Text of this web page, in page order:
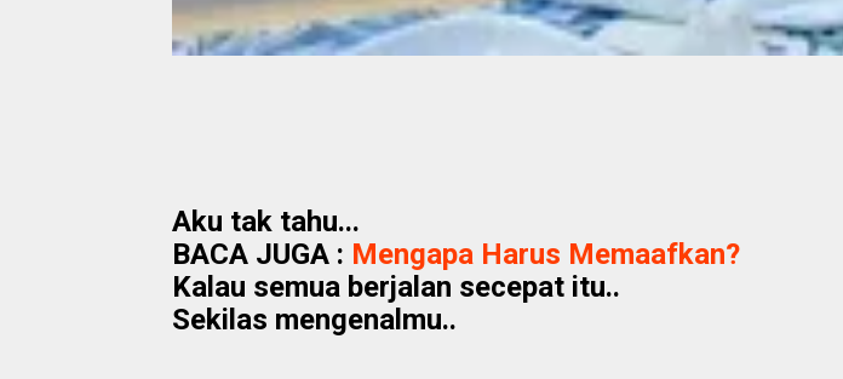
Aku tak tahu...
BACA JUGA : Mengapa Harus Memaafkan?
Kalau semua berjalan secepat itu..
Sekilas mengenalmu..